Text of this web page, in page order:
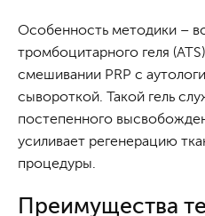
Особенность методики –
тромбоцитарного геля
смешивании PRP с
сывороткой. Такой гель
постепенного
усиливает регенерацию
процедуры.
Преимущества